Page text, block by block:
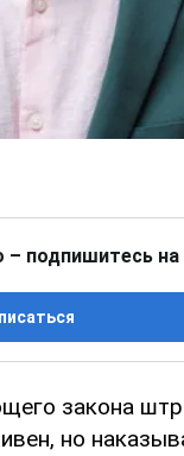
подпишитесь на
закона
но